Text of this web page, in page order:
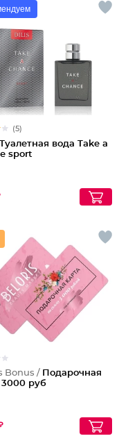
(5)
Туалетная вода Take a
sport
Bonus / Подарочная
3000 руб